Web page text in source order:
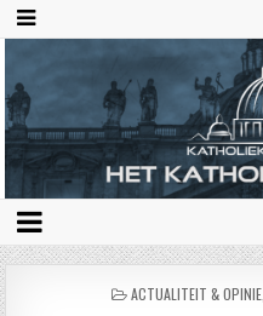
GEPLAATST
ACTUALITEIT & OPINIE